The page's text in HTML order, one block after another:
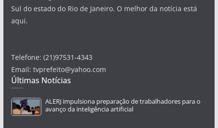
Sul do estado do Rio de Janeiro. O melhor da notícia está
aqui.
Telefone: (21)97531-4343
Email: tvprefeito@yahoo.com
Últimas Notícias
ALERJ impulsiona preparação de trabalhadores para o
avanço da inteligência artificial